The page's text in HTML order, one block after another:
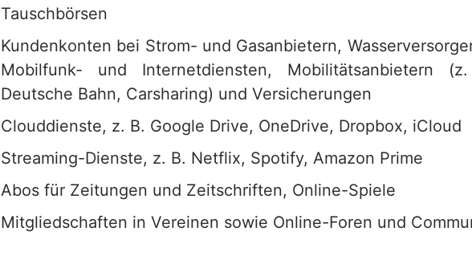
Tauschbörsen
Kundenkonten bei Strom- und Gasanbietern,
Mobilfunk- und Internetdiensten, Mobilitätsanbietern
Deutsche Bahn, Carsharing) und Versicherungen
Clouddienste, z. B. Google Drive, OneDrive, Dropbox, iCloud
Streaming-Dienste, z. B. Netflix, Spotify, Amazon Prime
Abos für Zeitungen und Zeitschriften, Online-Spiele
Mitgliedschaften in Vereinen sowie Online-Foren und